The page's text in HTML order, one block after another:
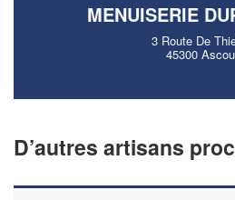
MENUISERIE
3 Route De
45300
D’autres artisans